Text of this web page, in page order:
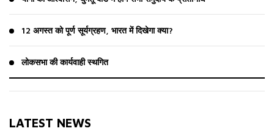
12 अगस्त को पूर्ण सूर्यग्रहण, भारत में दिखेगा क्या?
लोकसभा की कार्यवाही स्थगित
LATEST NEWS